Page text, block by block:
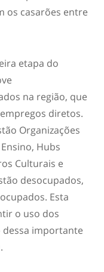
os casarões entre
etapa do
na região, que
diretos.
Organizações
Hubs
Culturais e
desocupados,
Esta
o uso dos
dessa importante